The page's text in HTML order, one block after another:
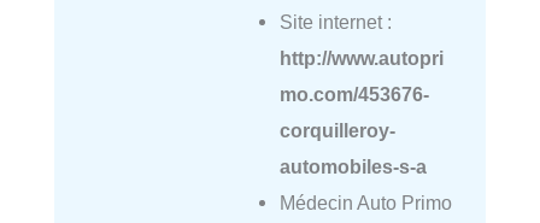
Site internet :
http://www.autopri
mo.com/453676-
corquilleroy-
automobiles-s-a
Médecin Auto Primo